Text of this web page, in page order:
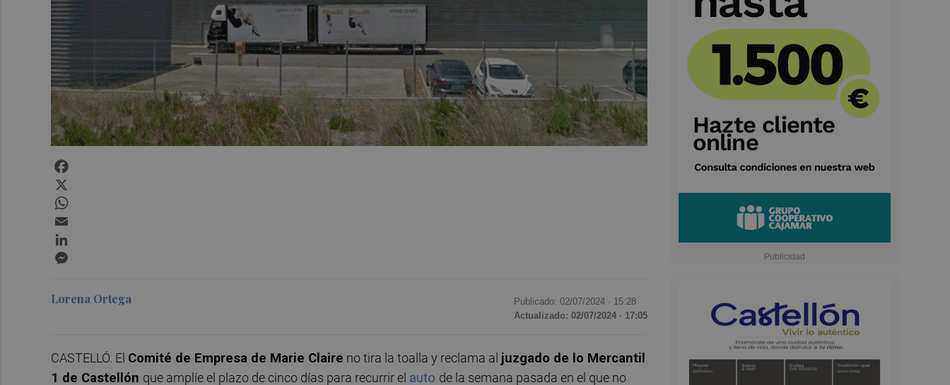
Lorena Ortega Publicado: 02/07/2024 · 15:28
Actualizado: 02/07/2024 · 17:05
CASTELLÓ. El Comité de Empresa de Marie Claire no tira la toalla y reclama al juzgado de lo Mercantil
1 de Castellón que amplíe el plazo de cinco días para recurrir el auto de la semana pasada en el que no